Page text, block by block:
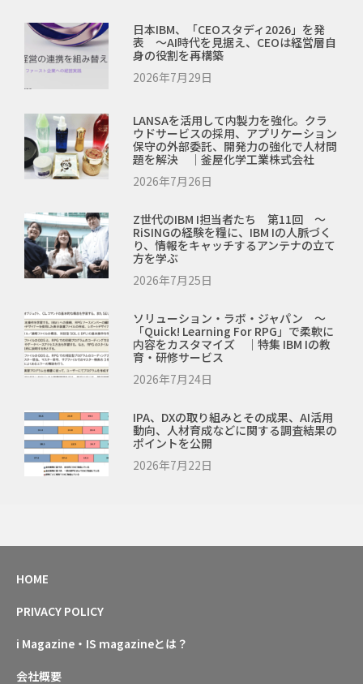
日本IBM、「CEOスタディ2026」を発
表 ～AI時代を見据え、CEOは経営層自
身の役割を再構築
2026年7月29日
LANSAを活用して内製力を強化。クラ
ウドサービスの採用、アプリケーション
保守の外部委託、開発力の強化で人材問
題を解決 ｜釜屋化学工業株式会社
2026年7月26日
Z世代のIBM I担当者たち 第11回 ～
RiSINGの経験を糧に、IBM Iの人脈づく
り、情報をキャッチするアンテナの立て
方を学ぶ
2026年7月25日
ソリューション・ラボ・ジャパン ～
「Quick! Learning For RPG」で柔軟に
内容をカスタマイズ ｜特集 IBM Iの教
育・研修サービス
2026年7月24日
IPA、DXの取り組みとその成果、AI活用
動向、人材育成などに関する調査結果の
ポイントを公開
2026年7月22日
HOME
PRIVACY POLICY
i Magazine・IS magazineとは？
会社概要